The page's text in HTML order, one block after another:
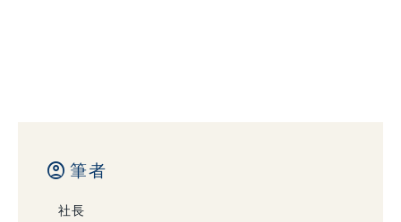
account_circle 筆者
社長